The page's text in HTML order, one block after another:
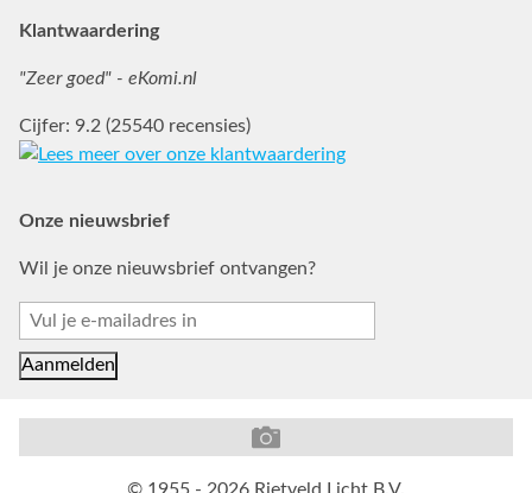
Klantwaardering
"Zeer goed" - eKomi.nl
Cijfer: 9.2 (25540 recensies)
Onze nieuwsbrief
Wil je onze nieuwsbrief ontvangen?
© 1955 - 2026 Rietveld Licht B.V.